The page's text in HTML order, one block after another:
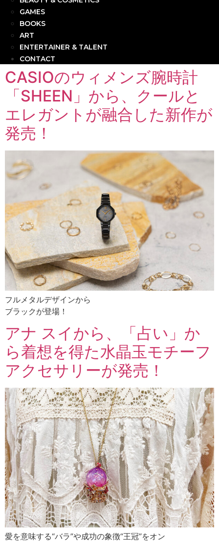
GAMES
BOOKS
ART
ENTERTAINER & TALENT
CONTACT
CASIOのウィメンズ腕時計
「SHEEN」から、クールと
エレガントが融合した新作が
発売！
フルメタルデザインから
ブラックが登場！
アナ スイから、「占い」か
ら着想を得た水晶玉モチーフ
アクセサリーが発売！
愛を意味する“バラ”や成功の象徴“王冠”をオン